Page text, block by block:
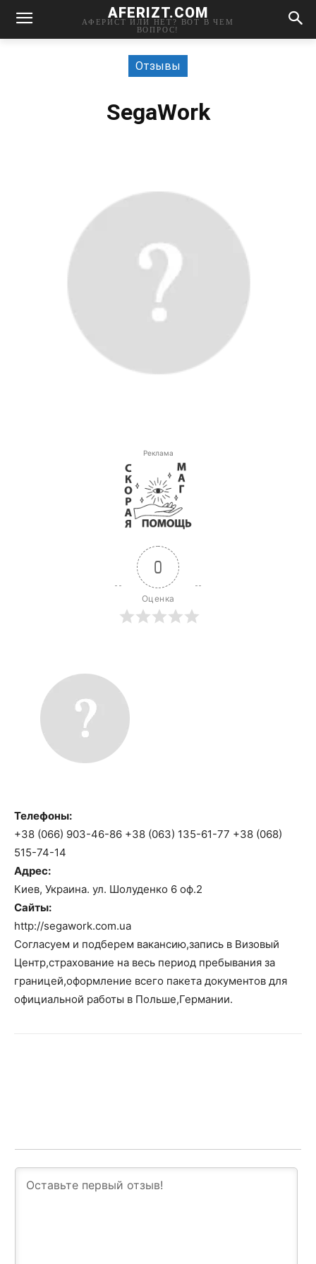
AFERIZT.COM
АФЕРИСТ ИЛИ НЕТ? ВОТ В ЧЕМ
ВОПРОС!
Отзывы
SegaWork
Реклама
0
Оценка
Телефоны:
+38 (066) 903-46-86 +38 (063) 135-61-77 +38 (068)
515-74-14
Адрес:
Киев, Украина. ул. Шолуденко 6 оф.2
Сайты:
http://segawork.com.ua
Согласуем и подберем вакансию,запись в Визовый
Центр,страхование на весь период пребывания за
границей,оформление всего пакета документов для
официальной работы в Польше,Германии.